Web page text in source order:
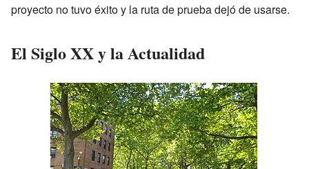
proyecto no tuvo éxito y la ruta de prueba dejó de usarse.
El Siglo XX y la Actualidad